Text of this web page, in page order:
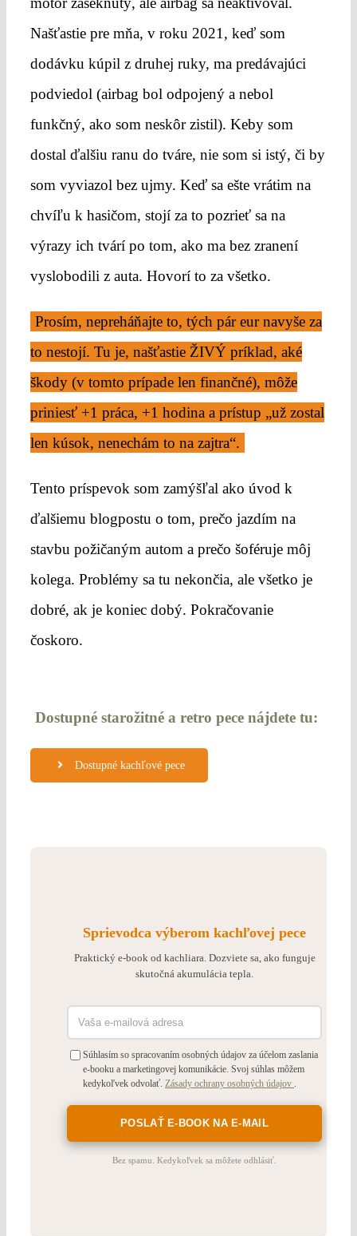
Našťastie pre mňa, v roku 2021, keď som
dodávku kúpil z druhej ruky, ma predávajúci
podviedol (airbag bol odpojený a nebol
funkčný, ako som neskôr zistil). Keby som
dostal ďalšiu ranu do tváre, nie som si istý, či by
som vyviazol bez ujmy. Keď sa ešte vrátim na
chvíľu k hasičom, stojí za to pozrieť sa na
výrazy ich tvárí po tom, ako ma bez zranení
vyslobodili z auta. Hovorí to za všetko.
Prosím, nepreháňajte to, tých pár eur navyše za
to nestojí. Tu je, našťastie ŽIVÝ príklad, aké
škody (v tomto prípade len finančné), môže
priniesť +1 práca, +1 hodina a prístup „už zostal
len kúsok, nenechám to na zajtra“.
Tento príspevok som zamýšľal ako úvod k
ďalšiemu blogpostu o tom, prečo jazdím na
stavbu požičaným autom a prečo šoféruje môj
kolega. Problémy sa tu nekončia, ale všetko je
dobré, ak je koniec dobý. Pokračovanie
čoskoro.
Dostupné starožitné a retro pece nájdete tu:
Dostupné kachľové pece
Sprievodca výberom kachľovej pece
Praktický e-book od kachliara. Dozviete sa, ako funguje
skutočná akumulácia tepla.
Súhlasím so spracovaním osobných údajov za účelom zaslania
e-booku a marketingovej komunikácie. Svoj súhlas môžem
kedykoľvek odvolať. Zásady ochrany osobných údajov .
Bez spamu. Kedykoľvek sa môžete odhlásiť.